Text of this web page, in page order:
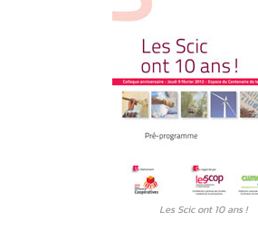
Les Scic ont 10 ans !